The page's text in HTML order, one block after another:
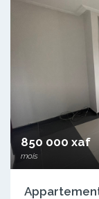
850 000 xaf
mois